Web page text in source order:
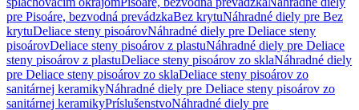
pre Pisoáre, bezvodná prevádzkaBez krytuNáhradné diely pre Bez
krytuDeliace steny pisoárovNáhradné diely pre Deliace steny
pisoárovDeliace steny pisoárov z plastuNáhradné diely pre Deliace
steny pisoárov z plastuDeliace steny pisoárov zo sklaNáhradné diely
pre Deliace steny pisoárov zo sklaDeliace steny pisoárov zo
sanitárnej keramikyNáhradné diely pre Deliace steny pisoárov zo
sanitárnej keramikyPríslušenstvoNáhradné diely pre